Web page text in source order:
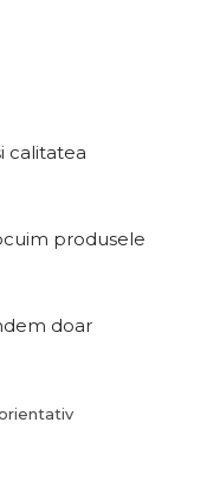
calitatea
produsele
doar